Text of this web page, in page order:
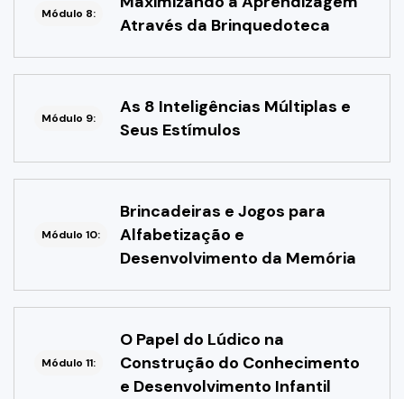
Módulo 8:
Através da Brinquedoteca
Módulo 9:
As 8 Inteligências Múltiplas e
Seus Estímulos
Módulo 10:
Brincadeiras e Jogos para
Alfabetização e
Desenvolvimento da Memória
Módulo 11:
O Papel do Lúdico na
Construção do Conhecimento
e Desenvolvimento Infantil